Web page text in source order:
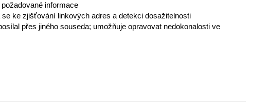
informace
ke zjišťování linkových adres a detekci dosažitelnosti
přes jiného souseda; umožňuje opravovat nedokonalosti ve